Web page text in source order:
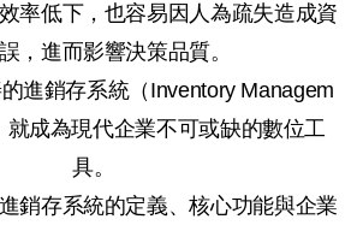
率低下，也容易因人為疏失造成資
，進而影響決策品質。
進銷存系統（Inventory Managem
就成為現代企業不可或缺的數位工
具。
銷存系統的定義、核心功能與企業